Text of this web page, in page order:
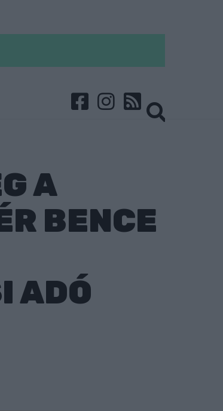
A
BENCE
ADÓ